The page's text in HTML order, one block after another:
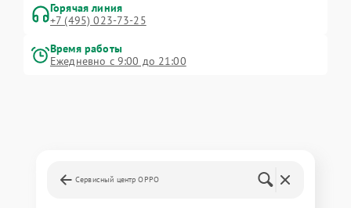
Горячая линия
+7 (495) 023-73-25
Время работы
Ежедневно с 9:00 до 21:00
Сервисный центр OPPO